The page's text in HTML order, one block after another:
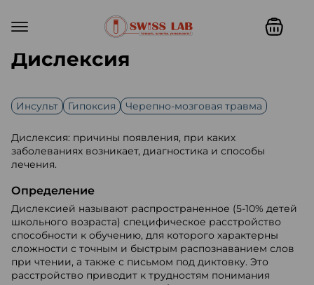
Дислексия
Инсульт Гипоксия Черепно-мозговая травма
Дислексия: причины появления, при каких
заболеваниях возникает, диагностика и способы
лечения.
Определение
Дислексией называют распространенное (5-10% детей
школьного возраста) специфическое расстройство
способности к обучению, для которого характерны
сложности с точным и быстрым распознаванием слов
при чтении, а также с письмом под диктовку. Это
расстройство приводит к трудностям понимания